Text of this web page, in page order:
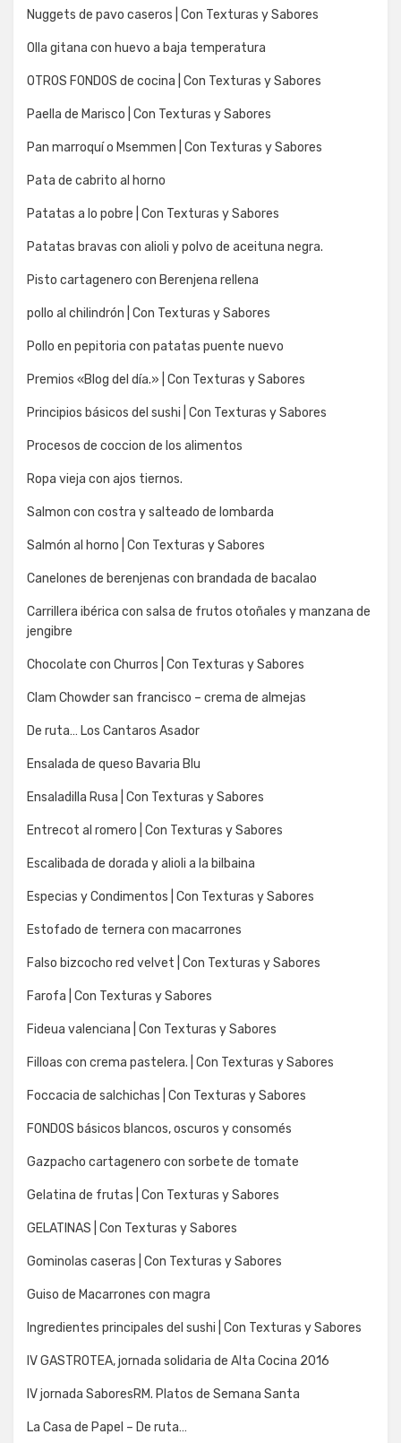
Nuggets de pavo caseros | Con Texturas y Sabores
Olla gitana con huevo a baja temperatura
OTROS FONDOS de cocina | Con Texturas y Sabores
Paella de Marisco | Con Texturas y Sabores
Pan marroquí o Msemmen | Con Texturas y Sabores
Pata de cabrito al horno
Patatas a lo pobre | Con Texturas y Sabores
Patatas bravas con alioli y polvo de aceituna negra.
Pisto cartagenero con Berenjena rellena
pollo al chilindrón | Con Texturas y Sabores
Pollo en pepitoria con patatas puente nuevo
Premios «Blog del día.» | Con Texturas y Sabores
Principios básicos del sushi | Con Texturas y Sabores
Procesos de coccion de los alimentos
Ropa vieja con ajos tiernos.
Salmon con costra y salteado de lombarda
Salmón al horno | Con Texturas y Sabores
Canelones de berenjenas con brandada de bacalao
Carrillera ibérica con salsa de frutos otoñales y manzana de
jengibre
Chocolate con Churros | Con Texturas y Sabores
Clam Chowder san francisco – crema de almejas
De ruta… Los Cantaros Asador
Ensalada de queso Bavaria Blu
Ensaladilla Rusa | Con Texturas y Sabores
Entrecot al romero | Con Texturas y Sabores
Escalibada de dorada y alioli a la bilbaina
Especias y Condimentos | Con Texturas y Sabores
Estofado de ternera con macarrones
Falso bizcocho red velvet | Con Texturas y Sabores
Farofa | Con Texturas y Sabores
Fideua valenciana | Con Texturas y Sabores
Filloas con crema pastelera. | Con Texturas y Sabores
Foccacia de salchichas | Con Texturas y Sabores
FONDOS básicos blancos, oscuros y consomés
Gazpacho cartagenero con sorbete de tomate
Gelatina de frutas | Con Texturas y Sabores
GELATINAS | Con Texturas y Sabores
Gominolas caseras | Con Texturas y Sabores
Guiso de Macarrones con magra
Ingredientes principales del sushi | Con Texturas y Sabores
IV GASTROTEA, jornada solidaria de Alta Cocina 2016
IV jornada SaboresRM. Platos de Semana Santa
La Casa de Papel – De ruta…